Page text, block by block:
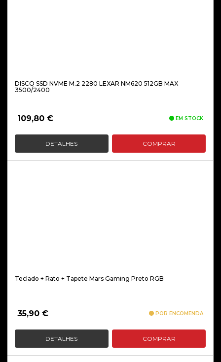
DISCO SSD NVME M.2 2280 LEXAR NM620 512GB MAX
3500/2400
109,80 € EM STOCK
DETALHES COMPRAR
Teclado + Rato + Tapete Mars Gaming Preto RGB
35,90 € POR ENCOMENDA
DETALHES COMPRAR